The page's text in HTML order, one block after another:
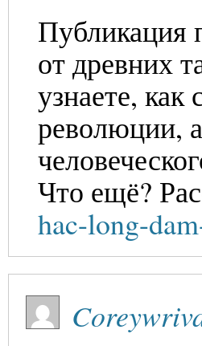
Публикация
от древних
узнаете,
революции,
Что ещё?
hac-long-